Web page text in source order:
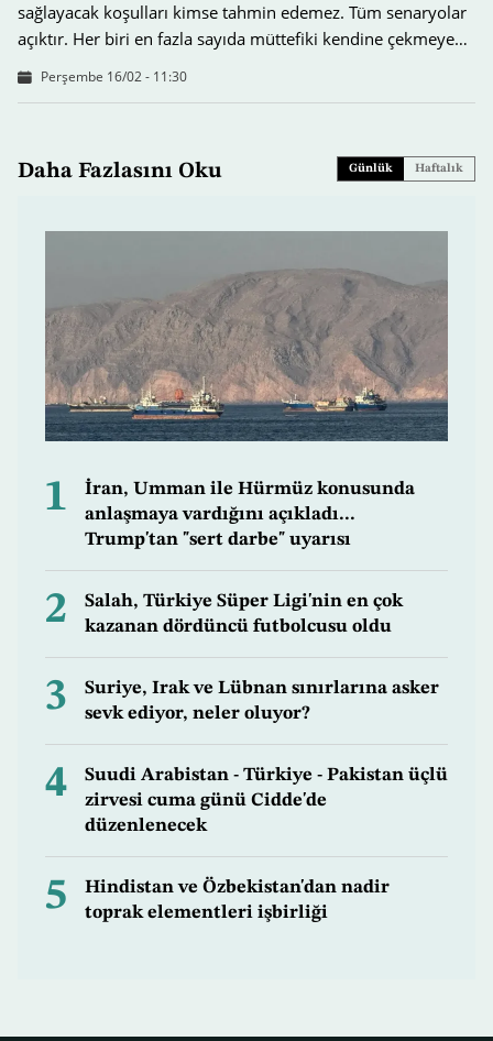
sağlayacak koşulları kimse tahmin edemez. Tüm senaryolar
açıktır. Her biri en fazla sayıda müttefiki kendine çekmeye…
Perşembe 16/02 - 11:30
Daha Fazlasını Oku Günlük Haftalık
1
İran, Umman ile Hürmüz konusunda
anlaşmaya vardığını açıkladı...
Trump'tan "sert darbe" uyarısı
2
Salah, Türkiye Süper Ligi'nin en çok
kazanan dördüncü futbolcusu oldu
3
Suriye, Irak ve Lübnan sınırlarına asker
sevk ediyor, neler oluyor?
4
Suudi Arabistan - Türkiye - Pakistan üçlü
zirvesi cuma günü Cidde'de
düzenlenecek
5
Hindistan ve Özbekistan'dan nadir
toprak elementleri işbirliği